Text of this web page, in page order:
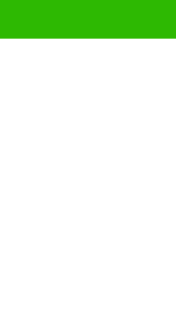
to